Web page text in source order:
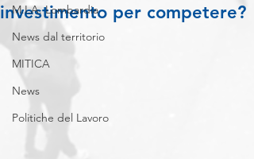
M.I.A. Lombardia
News dal territorio
MITICA
News
Politiche del Lavoro
investimento per competere?